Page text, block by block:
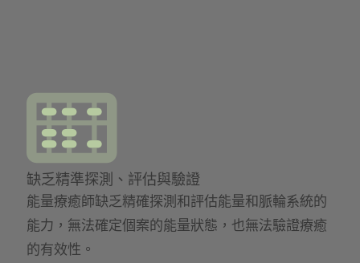
缺乏精準探測、評估與驗證
能量療癒師缺乏精確探測和評估能量和脈輪系統的
能力，無法確定個案的能量狀態，也無法驗證療癒
的有效性。